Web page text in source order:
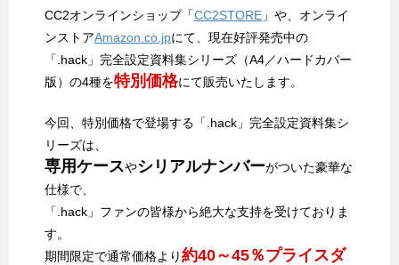
CC2オンラインショップ「CC2STORE 」や、オンライ
ンストアAmazon.co.jpにて、現在好評発売中の
「.hack」完全設定資料集シリーズ（A4／ハードカバー
版）の4種を特別価格にて販売いたします。
今回、特別価格で登場する「.hack」完全設定資料集シ
リーズは、
専用ケースやシリアルナンバーがついた豪華な
仕様で、
「.hack」ファンの皆様から絶大な支持を受けておりま
す。
期間限定で通常価格より約40～45％プライスダ